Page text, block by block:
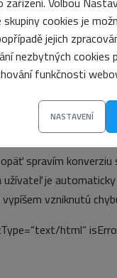
cookies je
jejich
nezbytných cookies
funkčnosti
NASTAVENÍ
“ +i);
spravím
užívateľ je
vypíšem vzniknutú
html“